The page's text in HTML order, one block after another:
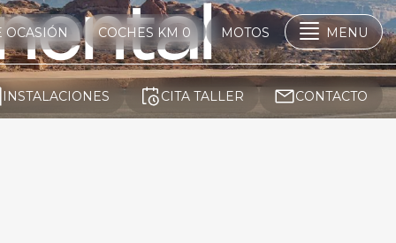
OCASIÓN COCHES KM 0 MOTOS MENU
INSTALACIONES CITA TALLER CONTACTO